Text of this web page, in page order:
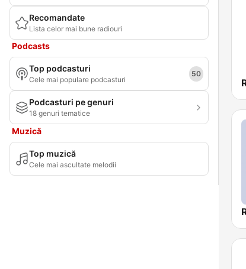
Recomandate
Lista celor mai bune radiouri
Podcasts
Top podcasturi
Cele mai populare podcasturi
50
Podcasturi pe genuri
18 genuri tematice
Muzică
Top muzică
Cele mai ascultate melodii